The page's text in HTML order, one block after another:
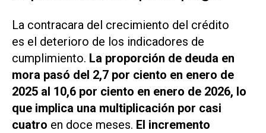
La contracara del crecimiento del crédito
es el deterioro de los indicadores de
cumplimiento. La proporción de deuda en
mora pasó del 2,7 por ciento en enero de
2025 al 10,6 por ciento en enero de 2026, lo
que implica una multiplicación por casi
cuatro en doce meses. El incremento